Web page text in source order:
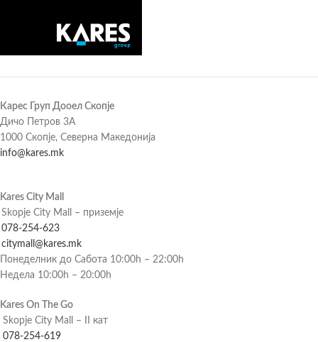
Карес Груп Дооел Скопје
Дичо Петров 3А
1000 Скопје, Северна Македонија
info@kares.mk
Kares City Mall
Skopje City Mall – приземје
078-254-623
citymall@kares.mk
Понеделник до Сабота 10:00h – 22:00h
Недела 10:00h – 20:00h
Kares On The Go
Skopje City Mall – II кат
078-254-619